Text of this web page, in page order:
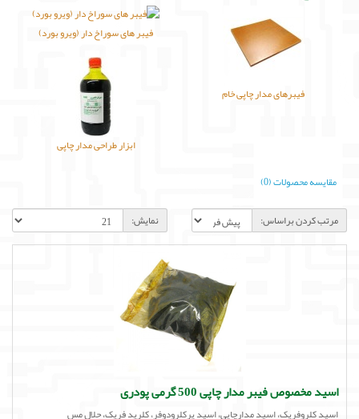
پروگرامر ، هدربورد و مینی کامپیوتر
منابع تغذیه و باتری
مکانیک و روباتیک
لوازم صوتی حرفه ای
مالتی مدیا
فیبرهای مدار چاپی خام
فیبر های سوراخ دار (ویرو بورد)
ابزار طراحی مدار چاپی
مقایسه محصولات (0)
مرتب کردن براساس:
نمایش:
اسید مخصوص فیبر مدار چاپی 500 گرمی پودری
اسید کلروفریک، اسید مدارچاپی، اسید پرکلرودوفر، کلرید فریک، حلال مس